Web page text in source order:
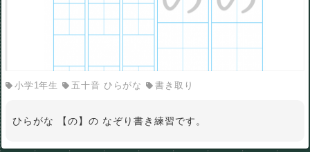
小学1年生 五十音 ひらがな 書き取り
ひらがな 【の】の なぞり書き練習です。